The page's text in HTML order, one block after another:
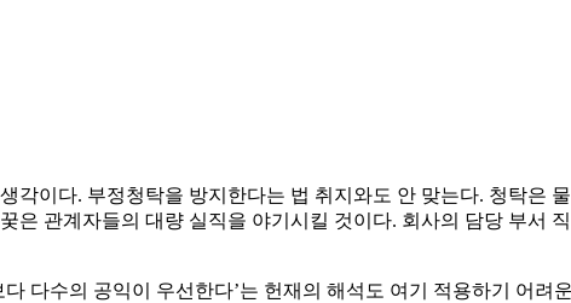
각이다. 부정청탁을 방지한다는 법 취지와도 안 맞는다. 청탁은
은 관계자들의 대량 실직을 야기시킬 것이다. 회사의 담당 부서
다수의 공익이 우선한다’는 헌재의 해석도 여기 적용하기 어려